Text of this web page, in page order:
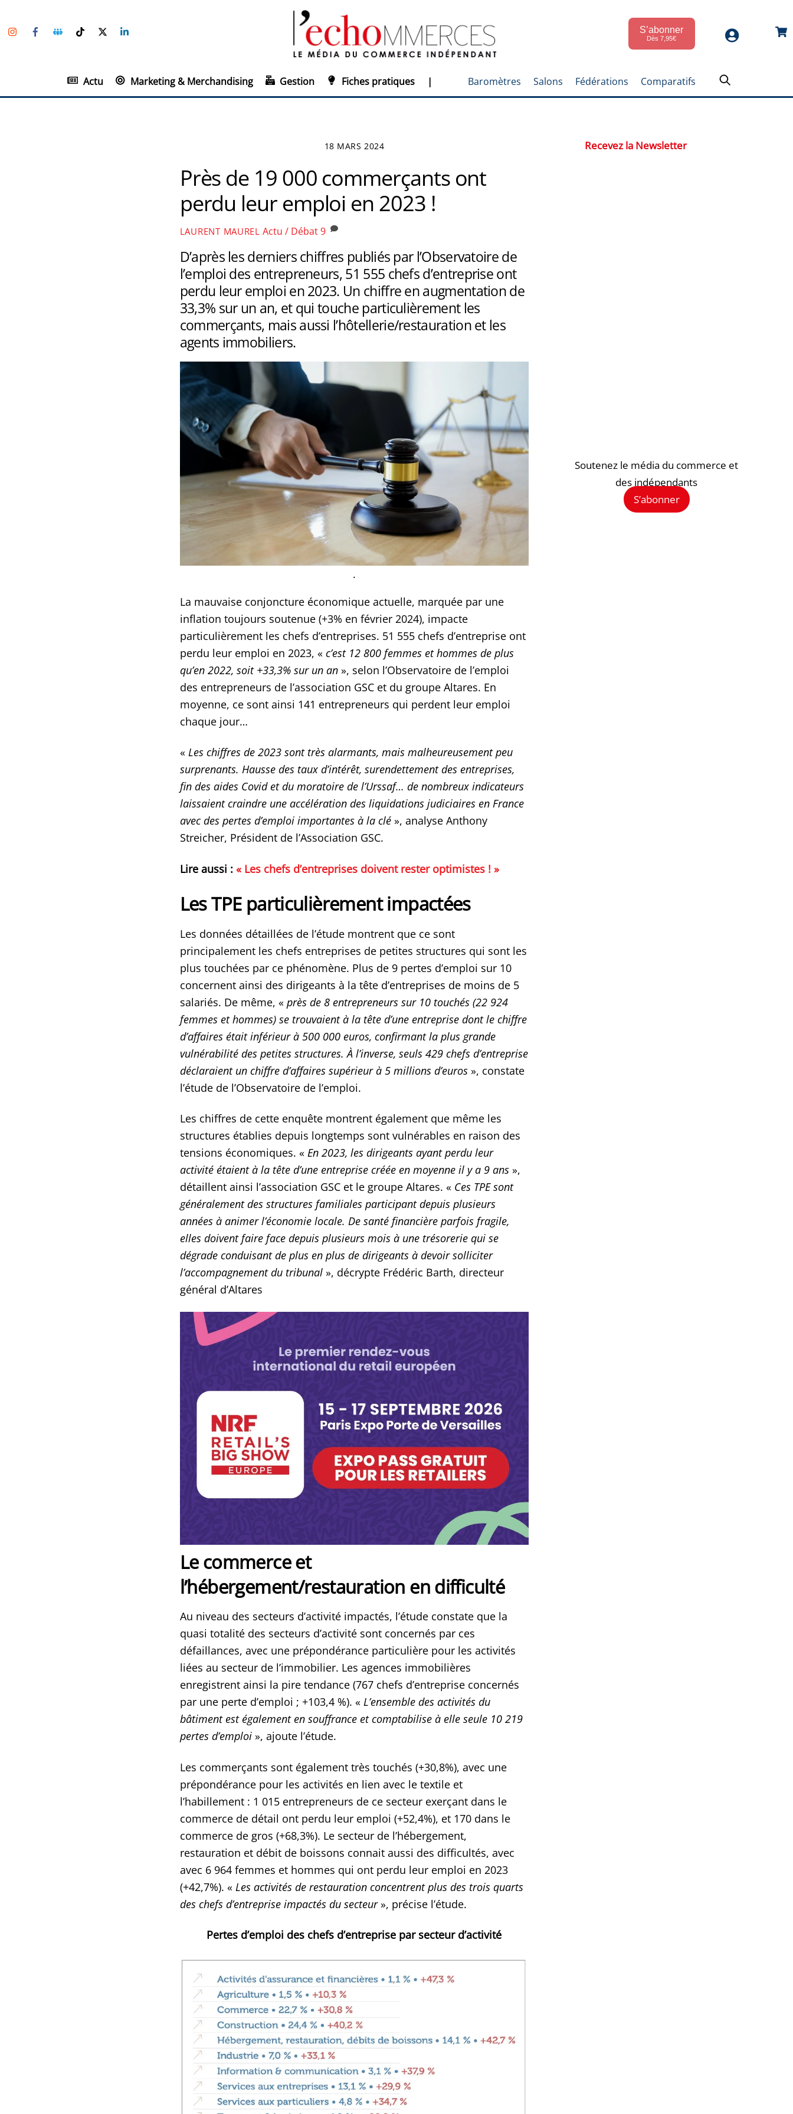
to
InstagramFacebookGroupe
Facebook
TikTokTwitter S’abonner
Dès 7,95€
Actu Marketing & Merchandising Gestion Fiches pratiques | Baromètres Salons Fédérations Comparatifs
18 MARS 2024
Près de 19 000 commerçants ont
perdu leur emploi en 2023 !
LAURENT MAUREL Actu / Débat9
D’après les derniers chiffres publiés par l’Observatoire de
l’emploi des entrepreneurs, 51 555 chefs d’entreprise ont
perdu leur emploi en 2023. Un chiffre en augmentation de
33,3% sur un an, et qui touche particulièrement les
commerçants, mais aussi l’hôtellerie/restauration et les
agents immobiliers.
.
La mauvaise conjoncture économique actuelle, marquée par une
inflation toujours soutenue (+3% en février 2024), impacte
particulièrement les chefs d’entreprises. 51 555 chefs d’entreprise ont
perdu leur emploi en 2023, « c’est 12 800 femmes et hommes de plus
qu’en 2022, soit +33,3% sur un an», selon l’Observatoire de l’emploi
des entrepreneurs de l’association GSC et du groupe Altares. En
moyenne, ce sont ainsi 141 entrepreneurs qui perdent leur emploi
chaque jour…
« Les chiffres de 2023 sont très alarmants, mais malheureusement peu
surprenants. Hausse des taux d’intérêt, surendettement des entreprises,
fin des aides Covid et du moratoire de l’Urssaf… de nombreux indicateurs
laissaient craindre une accélération des liquidations judiciaires en France
avec des pertes d’emploi importantes à la clé», analyse Anthony
Streicher, Président de l’Association GSC.
Lire aussi : « Les chefs d’entreprises doivent rester optimistes ! »
Les TPE particulièrement impactées
Les données détaillées de l’étude montrent que ce sont
principalement les chefs entreprises de petites structures qui sont les
plus touchées par ce phénomène. Plus de 9 pertes d’emploi sur 10
concernent ainsi des dirigeants à la tête d’entreprises de moins de 5
salariés. De même, « près de 8 entrepreneurs sur 10 touchés (22 924
femmes et hommes) se trouvaient à la tête d’une entreprise dont le chiffre
d’affaires était inférieur à 500 000 euros, confirmant la plus grande
vulnérabilité des petites structures. À l’inverse, seuls 429 chefs d’entreprise
déclaraient un chiffre d’affaires supérieur à 5 millions d’euros », constate
l’étude de l’Observatoire de l’emploi.
Les chiffres de cette enquête montrent également que même les
structures établies depuis longtemps sont vulnérables en raison des
tensions économiques. « En 2023, les dirigeants ayant perdu leur
activité étaient à la tête d’une entreprise créée en moyenne il y a 9 ans»,
détaillent ainsi l’association GSC et le groupe Altares. « Ces TPE sont
généralement des structures familiales participant depuis plusieurs
années à animer l’économie locale. De santé financière parfois fragile,
elles doivent faire face depuis plusieurs mois à une trésorerie qui se
dégrade conduisant de plus en plus de dirigeants à devoir solliciter
l’accompagnement du tribunal», décrypte Frédéric Barth, directeur
général d’Altares
Le commerce et
l’hébergement/restauration en difficulté
Au niveau des secteurs d’activité impactés, l’étude constate que la
quasi totalité des secteurs d’activité sont concernés par ces
défaillances, avec une prépondérance particulière pour les activités
liées au secteur de l’immobilier. Les agences immobilières
enregistrent ainsi la pire tendance (767 chefs d’entreprise concernés
par une perte d’emploi ; +103,4 %). « L’ensemble des activités du
bâtiment est également en souffrance et comptabilise à elle seule 10 219
pertes d’emploi», ajoute l’étude.
Les commerçants sont également très touchés (+30,8%), avec une
prépondérance pour les activités en lien avec le textile et
l’habillement : 1 015 entrepreneurs de ce secteur exerçant dans le
commerce de détail ont perdu leur emploi (+52,4%), et 170 dans le
commerce de gros (+68,3%). Le secteur de l’hébergement,
restauration et débit de boissons connait aussi des difficultés, avec
avec 6 964 femmes et hommes qui ont perdu leur emploi en 2023
(+42,7%). « Les activités de restauration concentrent plus des trois quarts
des chefs d’entreprise impactés du secteur», précise l’étude.
Pertes d’emploi des chefs d’entreprise par secteur d’activité
Recevez la Newsletter
Soutenez le média du commerce et
des indépendants
S’abonner